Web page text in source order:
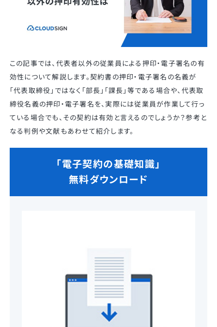
この記事では、代表者以外の従業員による押印・電子署名の有
効性について解説します。契約書の押印・電子署名の名義が
「代表取締役」ではなく「部長」「課長」等である場合や、代表取
締役名義の押印・電子署名を、実際には従業員が作業して行っ
ている場合でも、その契約は有効と言えるのでしょうか？参考と
なる判例や文献もあわせて紹介します。
「電子契約の基礎知識」
無料ダウンロード